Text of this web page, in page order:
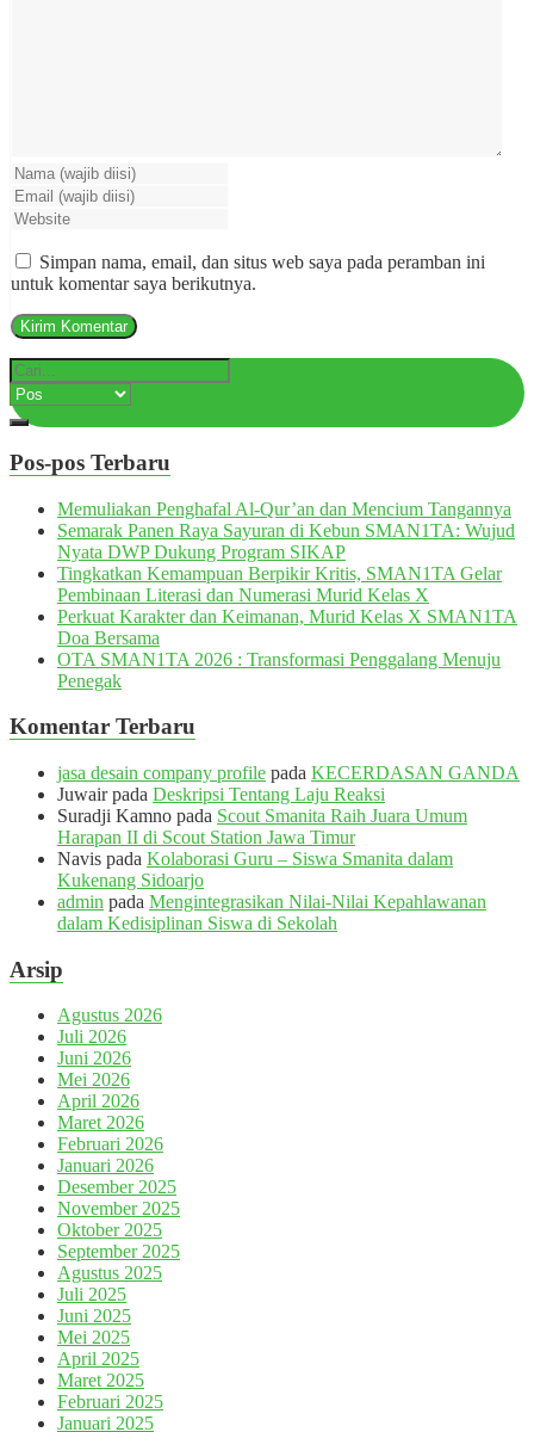
Simpan nama, email, dan situs web saya pada peramban ini
untuk komentar saya berikutnya.
Pos-pos Terbaru
Memuliakan Penghafal Al-Qur’an dan Mencium Tangannya
Semarak Panen Raya Sayuran di Kebun SMAN1TA: Wujud
Nyata DWP Dukung Program SIKAP
Tingkatkan Kemampuan Berpikir Kritis, SMAN1TA Gelar
Pembinaan Literasi dan Numerasi Murid Kelas X
Perkuat Karakter dan Keimanan, Murid Kelas X SMAN1TA
Doa Bersama
OTA SMAN1TA 2026 : Transformasi Penggalang Menuju
Penegak
Komentar Terbaru
jasa desain company profile pada KECERDASAN GANDA
Juwairpada Deskripsi Tentang Laju Reaksi
Suradji Kamno pada Scout Smanita Raih Juara Umum
Harapan II di Scout Station Jawa Timur
Navis pada Kolaborasi Guru – Siswa Smanita dalam
Kukenang Sidoarjo
admin pada Mengintegrasikan Nilai-Nilai Kepahlawanan
dalam Kedisiplinan Siswa di Sekolah
Arsip
Agustus 2026
Juli 2026
Juni 2026
Mei 2026
April 2026
Maret 2026
Februari 2026
Januari 2026
Desember 2025
November 2025
Oktober 2025
September 2025
Agustus 2025
Juli 2025
Juni 2025
Mei 2025
April 2025
Maret 2025
Februari 2025
Januari 2025